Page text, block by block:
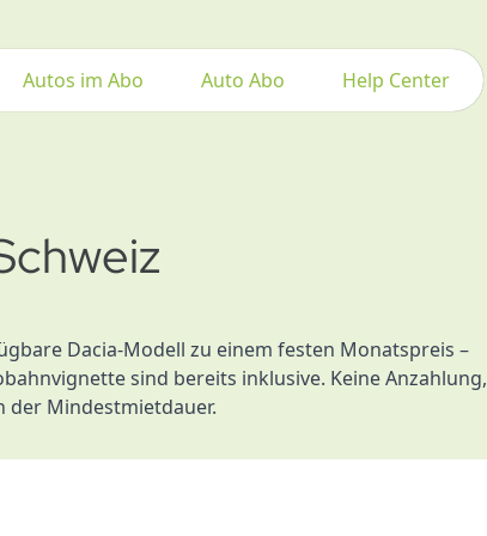
Autos im Abo Auto Abo Help Center
Dacia-Modell zu einem festen Monatspreis –
sind bereits inklusive. Keine Anzahlung,
der Mindestmietdauer.